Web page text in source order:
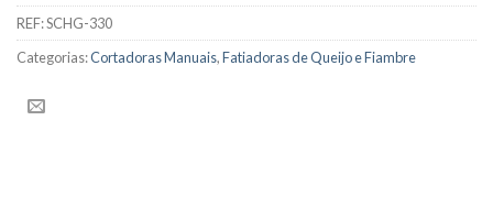
REF:SCHG-330
Categorias:Cortadoras Manuais,Fatiadoras de Queijo e Fiambre